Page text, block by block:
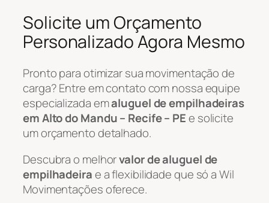
Solicite um Orçamento
Personalizado Agora Mesmo
Pronto para otimizar sua movimentação de
carga? Entre em contato com nossa equipe
especializada emaluguel de empilhadeiras
em Alto do Mandu – Recife – PEe solicite
um orçamento detalhado.
Descubra o melhorvalor de aluguel de
empilhadeirae a flexibilidade que só a Wil
Movimentações oferece.